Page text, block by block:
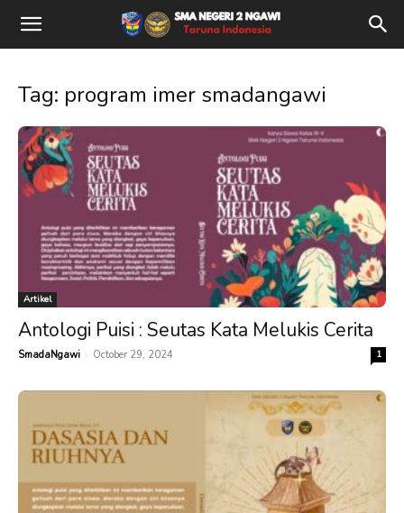
Tag: program imer smadangawi
Artikel
Antologi Puisi : Seutas Kata Melukis Cerita
SmadaNgawi - October 29, 2024 1